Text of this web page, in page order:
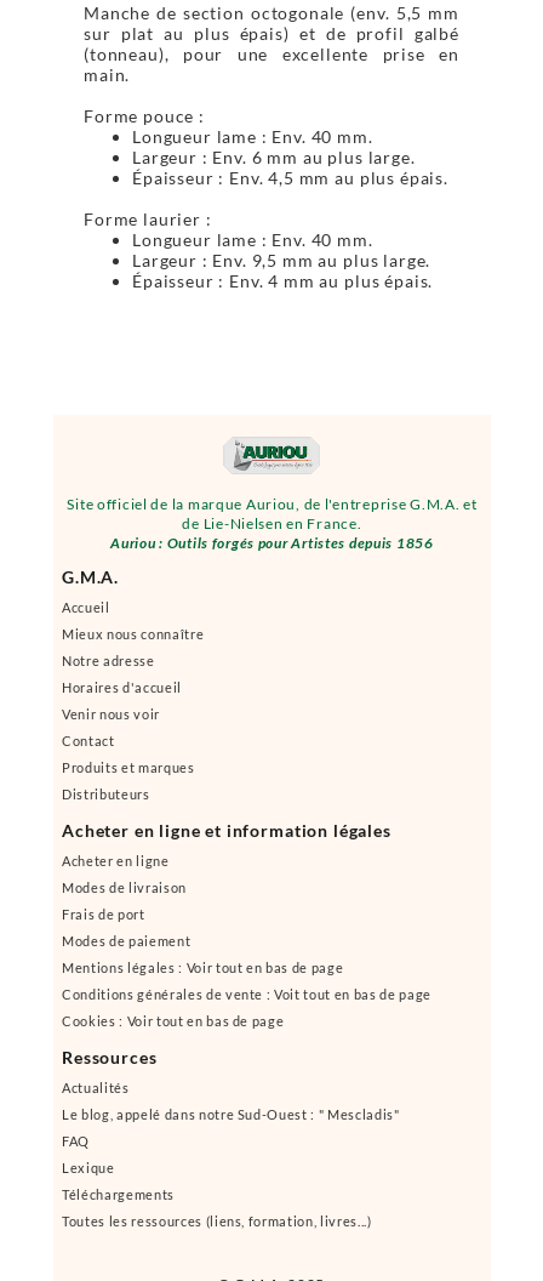
Site officiel de la marque Auriou, de l'entreprise G.M.A. et
de Lie-Nielsen en France.
Auriou : Outils forgés pour Artistes depuis 1856
G.M.A.
Accueil
Mieux nous connaître
Notre adresse
Horaires d'accueil
Venir nous voir
Contact
Produits et marques
Distributeurs
Acheter en ligne et information légales
Acheter en ligne
Modes de livraison
Frais de port
Modes de paiement
Mentions légales : Voir tout en bas de page
Conditions générales de vente : Voit tout en bas de page
Cookies : Voir tout en bas de page
Ressources
Actualités
Le blog, appelé dans notre Sud-Ouest : " Mescladis"
FAQ
Lexique
Téléchargements
Toutes les ressources (liens, formation, livres...)
Manche de section octogonale (env. 5,5 mm
sur plat au plus épais) et de profil galbé
(tonneau), pour une excellente prise en
main.
Forme pouce :
Longueur lame : Env. 40 mm.
Largeur : Env. 6 mm au plus large.
Épaisseur : Env. 4,5 mm au plus épais.
Forme laurier :
Longueur lame : Env. 40 mm.
Largeur : Env. 9,5 mm au plus large.
Épaisseur : Env. 4 mm au plus épais.